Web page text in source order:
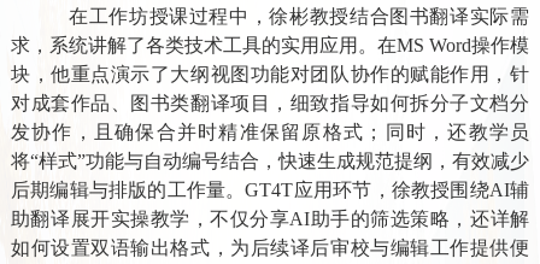
在工作坊授课过程中，徐彬教授结合图书翻译实际需
求，系统讲解了各类技术工具的实用应用。在MS Word操作模
块，他重点演示了大纲视图功能对团队协作的赋能作用，针
对成套作品、图书类翻译项目，细致指导如何拆分子文档分
发协作，且确保合并时精准保留原格式；同时，还教学员
将“样式”功能与自动编号结合，快速生成规范提纲，有效减少
后期编辑与排版的工作量。GT4T应用环节，徐教授围绕AI辅
助翻译展开实操教学，不仅分享AI助手的筛选策略，还详解
如何设置双语输出格式，为后续译后审校与编辑工作提供便